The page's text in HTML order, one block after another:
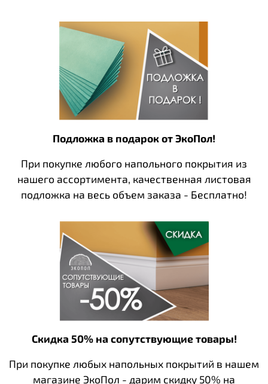
Подложка в подарок от ЭкоПол!
При покупке любого напольного покрытия из
нашего ассортимента, качественная листовая
подложка на весь объем заказа - Бесплатно!
Скидка 50% на сопутствующие товары!
При покупке любых напольных покрытий в нашем
магазине ЭкоПол - дарим скидку 50% на